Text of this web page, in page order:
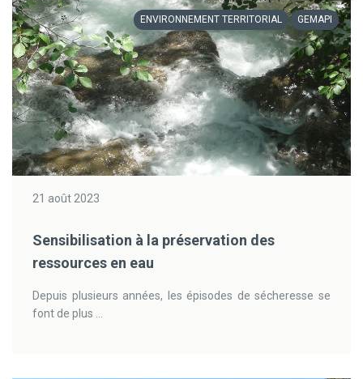
ENVIRONNEMENT TERRITORIAL GEMAPI
21 août 2023
Sensibilisation à la préservation des
ressources en eau
Depuis plusieurs années, les épisodes de sécheresse se
font de plus ...